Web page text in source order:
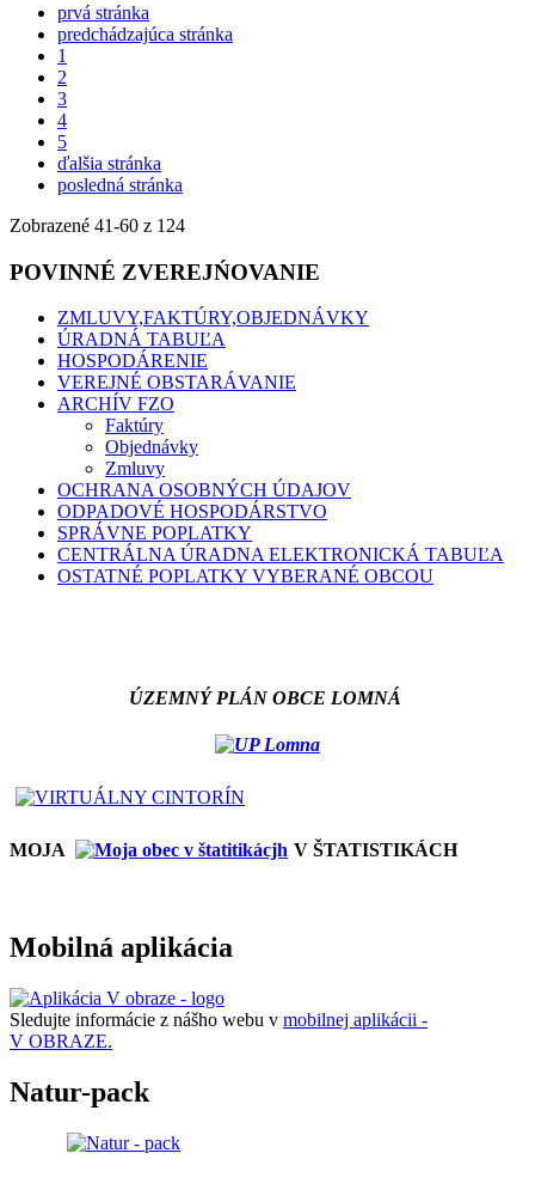
prvá stránka
predchádzajúca stránka
1
2
3
4
5
ďalšia stránka
posledná stránka
Zobrazené 41-60 z 124
POVINNÉ ZVEREJŃOVANIE
ZMLUVY,FAKTÚRY,OBJEDNÁVKY
ÚRADNÁ TABUĽA
HOSPODÁRENIE
VEREJNÉ OBSTARÁVANIE
ARCHÍV FZO
Faktúry
Objednávky
Zmluvy
OCHRANA OSOBNÝCH ÚDAJOV
ODPADOVÉ HOSPODÁRSTVO
SPRÁVNE POPLATKY
CENTRÁLNA ÚRADNA ELEKTRONICKÁ TABUĽA
OSTATNÉ POPLATKY VYBERANÉ OBCOU
ÚZEMNÝ PLÁN OBCE LOMNÁ
MOJA V ŠTATISTIKÁCH
Mobilná aplikácia
Sledujte informácie z nášho webu v mobilnej aplikácii -
V OBRAZE.
Natur-pack